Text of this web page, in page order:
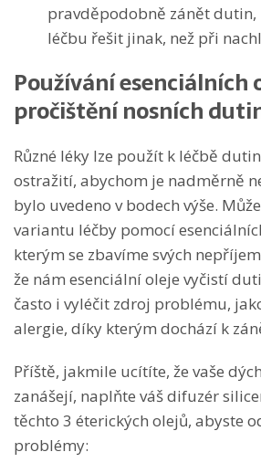
pravděpodobně zánět dutin,
léčbu řešit jinak, než při
Používání esenciálních
pročištění nosních
Různé léky lze použít k léčbě
ostražití, abychom je nadměrně
bylo uvedeno v bodech výše.
variantu léčby pomocí
kterým se zbavíme svých
že nám esenciální oleje vyčistí
často i vyléčit zdroj problému,
alergie, díky kterým dochází k
Příště, jakmile ucítíte, že vaše
zanášejí, naplňte váš difuzér
těchto 3 éterických olejů, abyste
problémy: